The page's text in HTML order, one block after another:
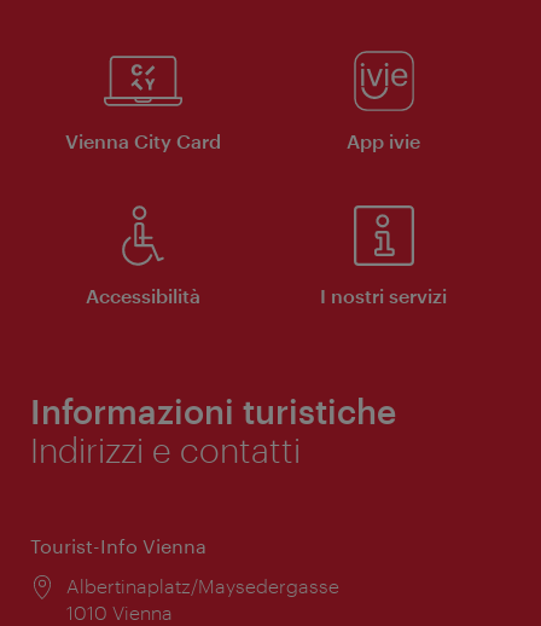
Vienna City Card App ivie
Accessibilità I nostri servizi
Informazioni turistiche
Indirizzi e contatti
Tourist-Info Vienna
Posizione:
Albertinaplatz/Maysedergasse
1010 Vienna